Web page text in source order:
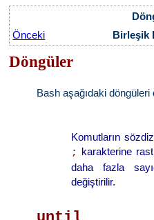
Önceki
Birleşik
Döngüler
Bash aşağıdaki döngüleri
Komutların
; karakterine
daha fazla
değiştirilir.